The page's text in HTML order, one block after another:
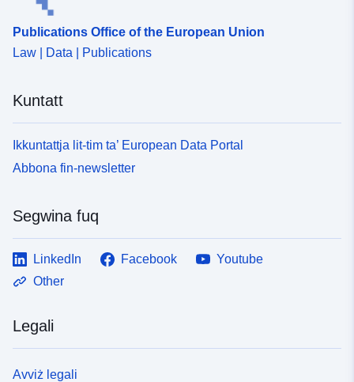
Publications Office of the European Union
Law | Data | Publications
Kuntatt
Ikkuntattja lit-tim ta’ European Data Portal
Abbona fin-newsletter
Segwina fuq
LinkedIn Facebook
Youtube
Other
Legali
Avviż legali